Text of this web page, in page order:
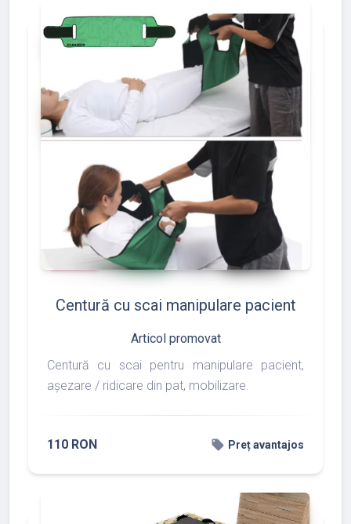
86favorite thumb_up 97shopping_basket
Centură cu scai manipulare pacient
Articol promovat
Centură cu scai pentru manipulare pacient,
așezare / ridicare din pat, mobilizare.
110 RON local_offer Preț avantajos